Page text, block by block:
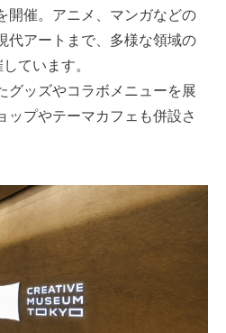
開催。アニメ、マンガなどの
代アートまで、多様な領域の
ています。
ッズやコラボメニューを展
ップやテーマカフェも併設さ